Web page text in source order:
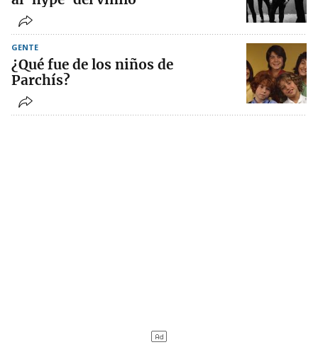
GENTE
¿Qué fue de los niños de
Parchís?